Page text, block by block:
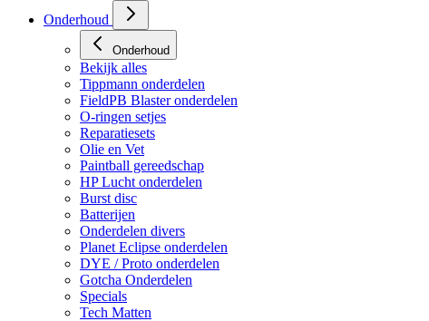
Onderhoud
Onderhoud
Bekijk alles
Tippmann onderdelen
FieldPB Blaster onderdelen
O-ringen setjes
Reparatiesets
Olie en Vet
Paintball gereedschap
HP Lucht onderdelen
Burst disc
Batterijen
Onderdelen divers
Planet Eclipse onderdelen
DYE / Proto onderdelen
Gotcha Onderdelen
Specials
Tech Matten